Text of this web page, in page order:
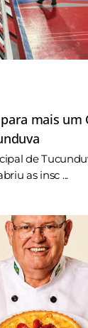
mais um
de
as insc ...